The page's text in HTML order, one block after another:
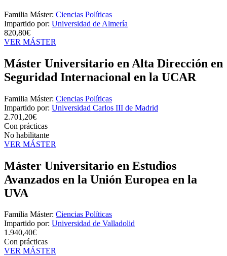
Familia Máster: Ciencias Políticas
Impartido por: Universidad de Almería
820,80€
VER MÁSTER
Máster Universitario en Alta Dirección en
Seguridad Internacional en la UCAR
Familia Máster: Ciencias Políticas
Impartido por: Universidad Carlos III de Madrid
2.701,20€
Con prácticas
No habilitante
VER MÁSTER
Máster Universitario en Estudios
Avanzados en la Unión Europea en la
UVA
Familia Máster: Ciencias Políticas
Impartido por: Universidad de Valladolid
1.940,40€
Con prácticas
VER MÁSTER